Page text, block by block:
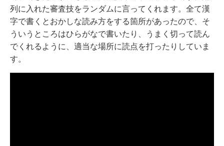
列に入れた審査技をランダムに言ってくれます。全て漢
字で書くとおかしな読み方をする箇所があったので、そ
ういうところはひらがなで書いたり、うまく切って読ん
でくれるように、適当な場所に読点を打ったりしていま
す。